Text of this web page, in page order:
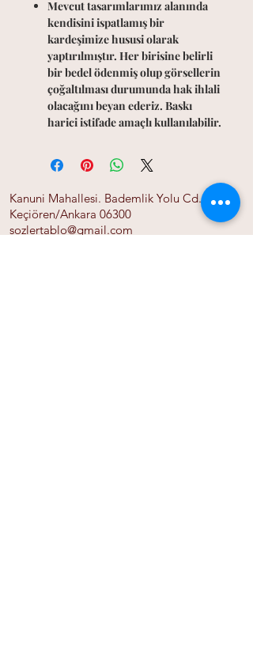
Mevcut tasarımlarımız alanında
kendisini ispatlamış bir
kardeşimize hususi olarak
yaptırılmıştır. Her birisine belirli
bir bedel ödenmiş olup görsellerin
çoğaltılması durumunda hak ihlali
olacağını beyan ederiz. Baskı
harici istifade amaçlı kullanılabilir.
Kanuni Mahallesi. Bademlik Yolu Cd. 118/A
Keçiören/Ankara 06300
sozlertablo@gmail.com